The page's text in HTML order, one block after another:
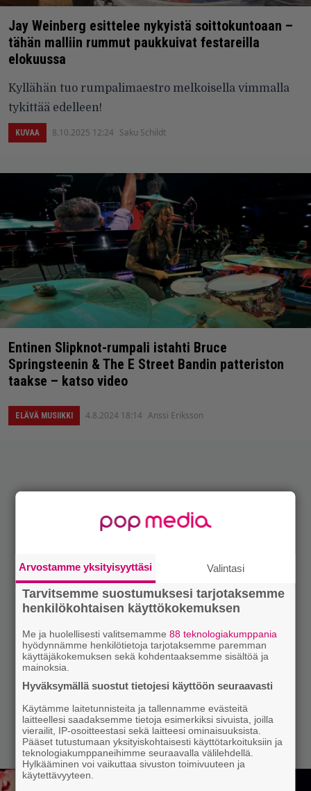
Jay Weinberg esittelee nykyistä soittokuntoaan –
tähän malliin rummut paukkuivat festareilla
elokuussa
Kyllähän tuo rumpalimaestro melkoisella vimmalla
tykittää edelleen!
KUVAA 8.10.2025 12:24 Saku Schildt
Entinen Slipknot-rumpali istahti Bruce
Springsteenin & The E Street Bandin patteriston
taakse – katso video
ELÄVÄ MUSIIKKI 4.8.2024 18:14 Anssi Eriksson
Arvostamme yksityisyyttäsi Valintasi
Tarvitsemme suostumuksesi tarjotaksemme
henkilökohtaisen käyttökokemuksen
Me ja huolellisesti valitsemamme88 teknologiakumppania
hyödynnämme henkilötietoja tarjotaksemme paremman
käyttäjäkokemuksen sekä kohdentaaksemme sisältöä ja
mainoksia.
Hyväksymällä suostut tietojesi käyttöön seuraavasti
Käytämme laitetunnisteita ja tallennamme evästeitä
laitteellesi saadaksemme tietoja esimerkiksi sivuista, joilla
vierailit, IP-osoitteestasi sekä laitteesi ominaisuuksista.
Pääset tutustumaan yksityiskohtaisesti käyttötarkoituksiin ja
teknologiakumppaneihimme seuraavalla välilehdellä.
Hylkääminen voi vaikuttaa sivuston toimivuuteen ja
käytettävyyteen.